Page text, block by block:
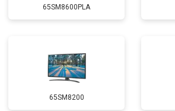
65SM8600PLA
65SM8200